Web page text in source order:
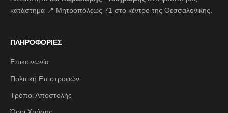
κατάστημα 📍 Μητροπόλεως 71 στο κέντρο της Θεσσαλονίκης.
ΠΛΗΡΟΦΟΡΙΕΣ
Επικοινωνία
Πολιτική Επιστροφών
Τρόποι Αποστολής